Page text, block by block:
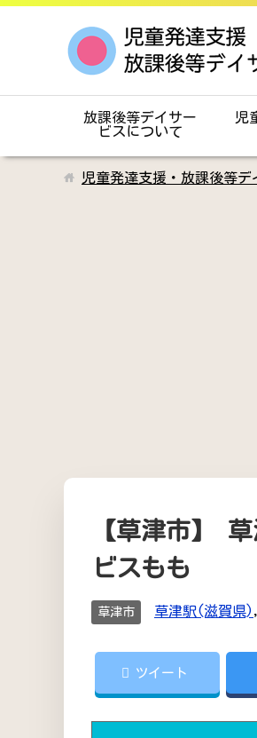
放課後等デイサー
ビスについて
児
児童発達支援・放課後等デ
【草津市】
ビスもも
草津市 草津駅(滋賀県)
ツイート